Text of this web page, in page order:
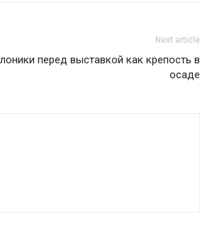
Next article
перед выставкой как крепость в
осаде